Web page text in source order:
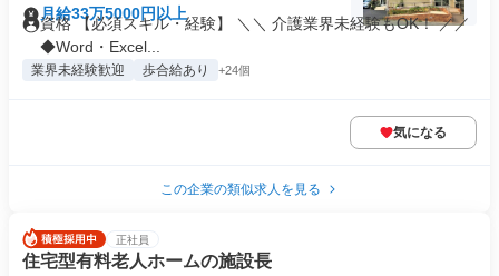
月給33万5000円以上
資格 【必須スキル・経験】 ＼＼ 介護業界未経験もOK！ ／／
◆Word・Excel...
業界未経験歓迎 歩合給あり +24個
気になる
この企業の類似求人を見る
正社員
住宅型有料老人ホームの施設長